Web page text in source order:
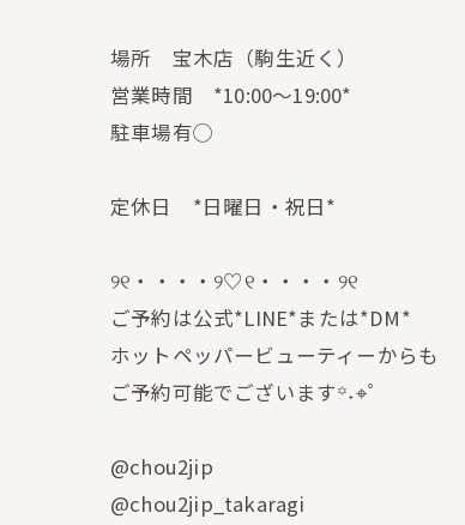
場所 宝木店（駒生近く）
営業時間 *10:00〜19:00*
駐車場有◯
定休日 *日曜日・祝日*
୨୧・・・・୨♡୧・・・・୨୧
ご予約は公式*LINE*または*DM*
ホットペッパービューティーからも
ご予約可能でございます꙳˖⌖ﾟ
@chou2jip
@chou2jip_takaragi